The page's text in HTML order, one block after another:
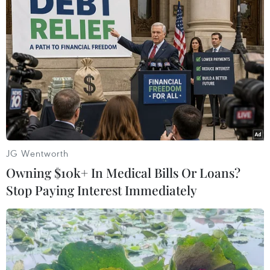
(TTXVN/Vietnam+)
#Nắng nóng #thời tiết #mưa rào
#mưa dông
#nắng nóng gay gắt
JG Wentworth
Owning $10k+ In Medical Bills Or Loans?
Stop Paying Interest Immediately